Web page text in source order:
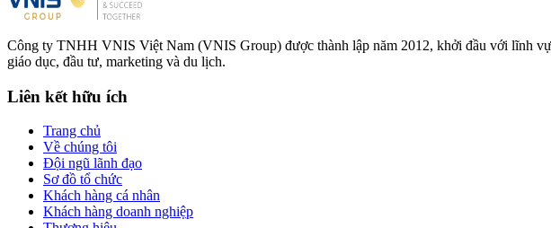
Công ty TNHH VNIS Việt Nam (VNIS Group) được thành lập năm 2012, khởi đầu với lĩnh
giáo dục, đầu tư, marketing và du lịch.
Liên kết hữu ích
Trang chủ
Về chúng tôi
Đội ngũ lãnh đạo
Sơ đồ tổ chức
Khách hàng cá nhân
Khách hàng doanh nghiệp